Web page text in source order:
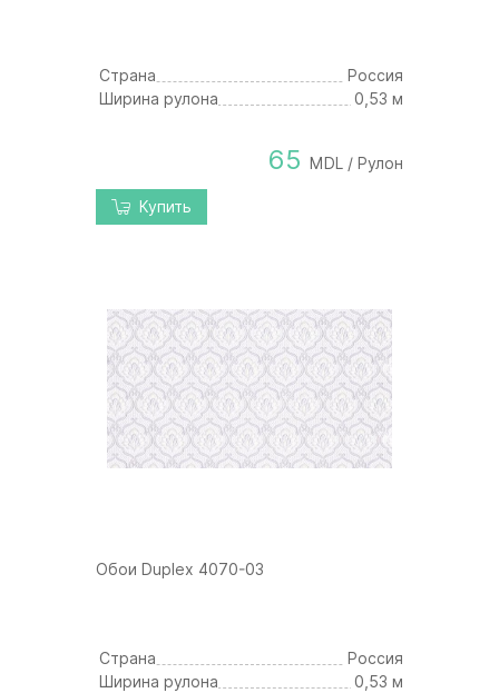
Страна
Россия
Ширина рулона
0,53 м
65 MDL / Рулон
Купить
Обои Duplex 4070-03
Страна
Россия
Ширина рулона
0,53 м